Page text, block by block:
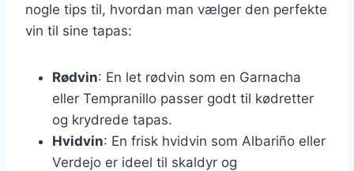
nogle tips til, hvordan man vælger den perfekte
vin til sine tapas:
Rødvin: En let rødvin som en Garnacha
eller Tempranillo passer godt til kødretter
og krydrede tapas.
Hvidvin: En frisk hvidvin som Albariño eller
Verdejo er ideel til skaldyr og